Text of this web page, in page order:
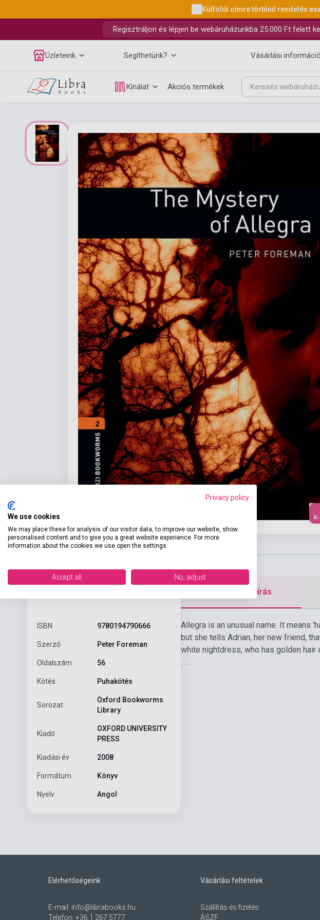
Külföldi címre történő rendelés
Regisztráljon és lépjen be webáruházunkba 25.000 Ft felett
Üzleteink Segíthetünk? Vásárlási
Kínálat Akciós termékek
ISBN 9780194790666
Szerző Peter Foreman
Oldalszám 56
Kötés Puhakötés
Sorozat
Oxford Bookworms
Library
Kiadó
OXFORD UNIVERSITY
PRESS
Kiadási év 2008
Formátum Könyv
Nyelv Angol
Részletes leírás
Allegra is an unusual name. It means
but she tells Adrian, her new friend,
white nightdress, who has golden hair
. . .
Elérhetőségeink
E-mail: info@librabooks.hu
Telefon: +36 1 267 5777
Vásárlási feltételek
Szállítás és fizetés
ÁSZF
Privacy policy
We use cookies
We may place these for analysis of our visitor data, to improve our website, show
personalised content and to give you a great website experience. For more
information about the cookies we use open the settings.
Accept all No, adjust